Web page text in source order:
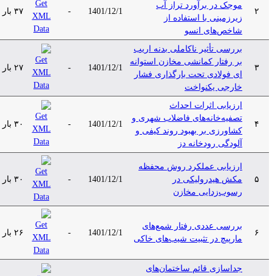
موجک در برآورد تراز آب
زیرزمینی با استفاده از
شاخص‌های انسو
1401/12/1 ۳۷ بار
بررسی تأثیر ناکاملی بدنه اریب
بر رفتار کمانشی مخازن استوانه
ای فولادی تحت بارگذاری فشار
خارجی یکنواخت
1401/12/1 ۲۷ بار
ارزیابی اثرات احداث
تصفیه‌خانه‌های فاضلاب شهری و
کشاورزی بر بهبود روند کیفی و
آلودگی رودخانه دز
1401/12/1 ۳۰ بار
ارزیابی عملکرد روش محفظه
مکش هیدرولیکی در
رسوب‌زدایی مخازن
1401/12/1 ۳۰ بار
بررسی عددی رفتار شمع‌های
مارپیچ در تثبیت شیب‌های خاکی
1401/12/1 ۲۶ بار
جداسازی قائم ساختمان‌های